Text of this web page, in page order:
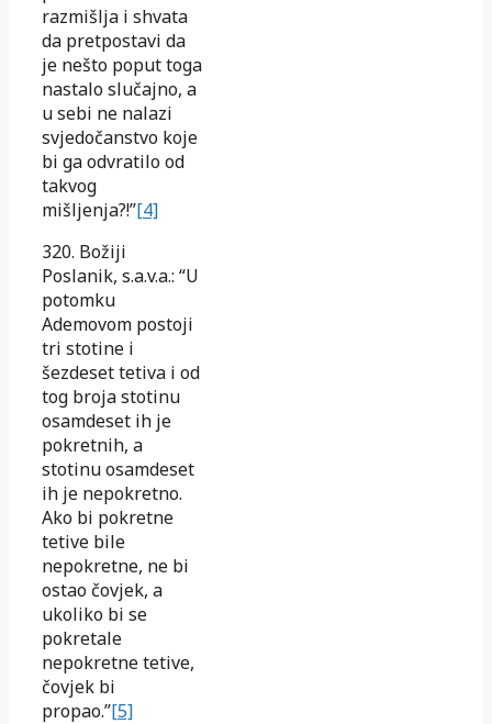
razmišlja i shvata
da pretpostavi da
je nešto poput toga
nastalo slučajno, a
u sebi ne nalazi
svjedočanstvo koje
bi ga odvratilo od
takvog
mišljenja?!”[4]
320. Božiji
Poslanik, s.a.v.a.: “U
potomku
Ademovom postoji
tri stotine i
šezdeset tetiva i od
tog broja stotinu
osamdeset ih je
pokretnih, a
stotinu osamdeset
ih je nepokretno.
Ako bi pokretne
tetive bile
nepokretne, ne bi
ostao čovjek, a
ukoliko bi se
pokretale
nepokretne tetive,
čovjek bi
propao.”[5]